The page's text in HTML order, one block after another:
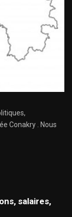
Conakry . Nous
salaires,